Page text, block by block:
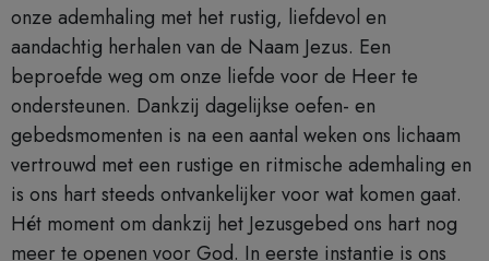
onze ademhaling met het rustig, liefdevol en
aandachtig herhalen van de Naam Jezus. Een
beproefde weg om onze liefde voor de Heer te
ondersteunen. Dankzij dagelijkse oefen- en
gebedsmomenten is na een aantal weken ons lichaam
vertrouwd met een rustige en ritmische ademhaling en
is ons hart steeds ontvankelijker voor wat komen gaat.
Hét moment om dankzij het Jezusgebed ons hart nog
meer te openen voor God. In eerste instantie is ons